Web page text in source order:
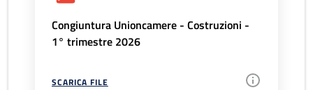
Congiuntura Unioncamere - Costruzioni -
1° trimestre 2026
SCARICA FILE